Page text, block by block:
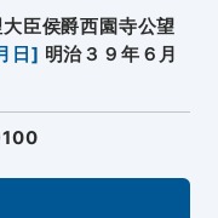
臣侯爵西園寺公望
日] 明治３９年６月